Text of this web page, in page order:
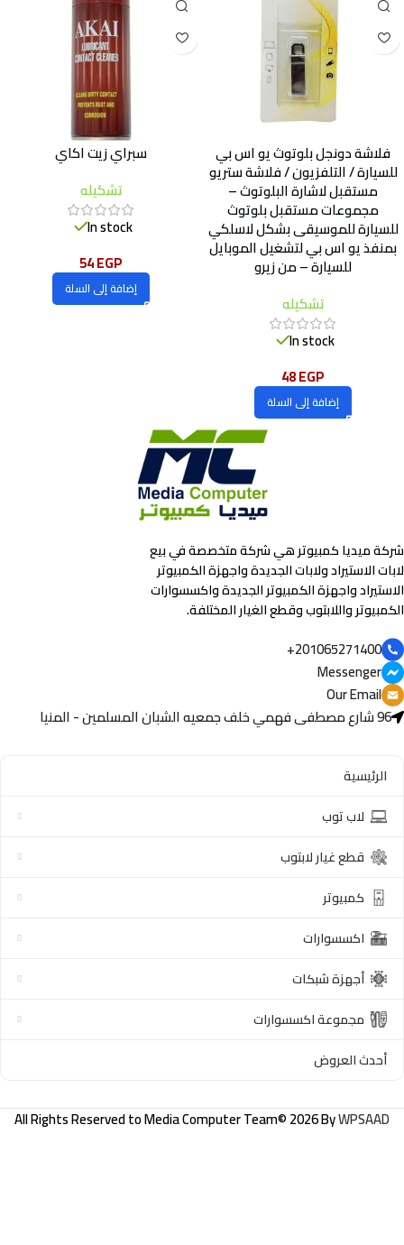
فلاشة دونجل بلوتوث يو اس بي
للسيارة / التلفزيون / فلاشة ستريو
مستقبل لاشارة البلوتوث –
مجموعات مستقبل بلوتوث
للسيارة للموسيقى بشكل لاسلكي
بمنفذ يو اس بي لتشغيل الموبايل
للسيارة – من زيرو
تشكيله
In stock
48EGP
إضافة إلى السلة
سبراي زيت اكاي
تشكيله
In stock
54EGP
إضافة إلى السلة
شركة ميديا كمبيوتر هي شركة متخصصة في بيع
لابات الاستيراد ولابات الجديدة واجهزة الكمبيوتر
الاستيراد واجهزة الكمبيوتر الجديدة واكسسوارات
الكمبيوتر واللابتوب وقطع الغيار المختلفة.
201065271400+
Messenger
Our Email
96 شارع مصطفى فهمي خلف جمعيه الشبان المسلمين - المنيا
الرئيسية
لاب توب
قطع غيار لابتوب
كمبيوتر
اكسسوارات
أجهزة شبكات
مجموعة اكسسوارات
أحدث العروض
All Rights Reserved toMedia Computer Team© 2026 ByWPSAAD